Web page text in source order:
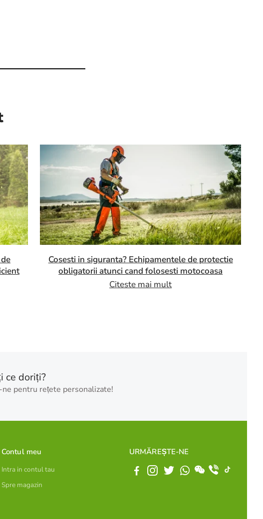
Cosesti in siguranta? Echipamentele de protectie
obligatorii atunci cand folosesti motocoasa
Citeste mai mult
ce doriți?
ne pentru rețete personalizate!
Contul meu
Intra in contul tau
Spre magazin
URMĂREȘTE-NE